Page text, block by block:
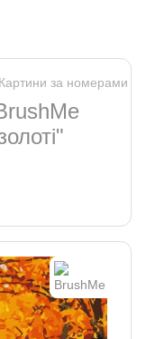
Картини за номерами